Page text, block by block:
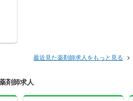
最近見た薬剤師求人をもっと見る
剤師求人